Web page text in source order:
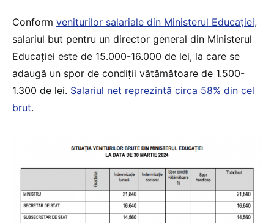
Conform veniturilor salariale din Ministerul Educației,
salariul but pentru un director general din Ministerul
Educației este de 15.000-16.000 de lei, la care se
adaugă un spor de condiții vătămătoare de 1.500-
1.300 de lei. Salariul net reprezintă circa 58% din cel
brut.